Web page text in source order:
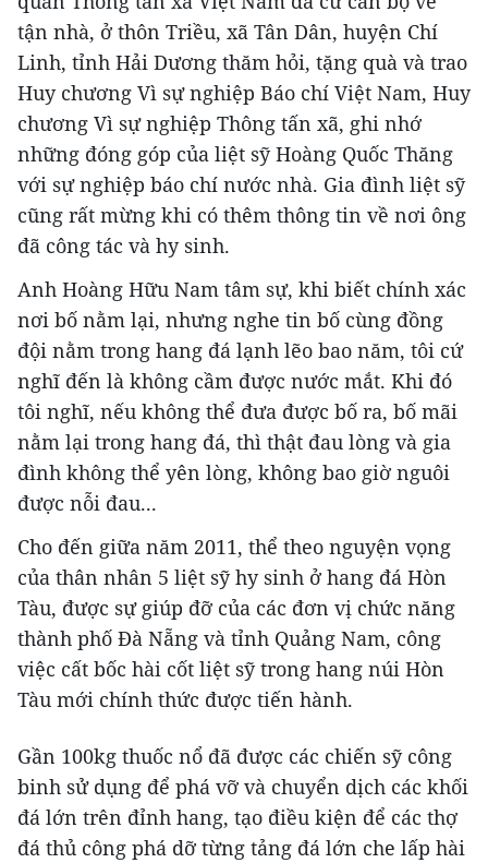
tận nhà, ở thôn Triều, xã Tân Dân, huyện Chí
Linh, tỉnh Hải Dương thăm hỏi, tặng quà và trao
Huy chương Vì sự nghiệp Báo chí Việt Nam, Huy
chương Vì sự nghiệp Thông tấn xã, ghi nhớ
những đóng góp của liệt sỹ Hoàng Quốc Thăng
với sự nghiệp báo chí nước nhà. Gia đình liệt sỹ
cũng rất mừng khi có thêm thông tin về nơi ông
đã công tác và hy sinh.
Anh Hoàng Hữu Nam tâm sự, khi biết chính xác
nơi bố nằm lại, nhưng nghe tin bố cùng đồng
đội nằm trong hang đá lạnh lẽo bao năm, tôi cứ
nghĩ đến là không cầm được nước mắt. Khi đó
tôi nghĩ, nếu không thể đưa được bố ra, bố mãi
nằm lại trong hang đá, thì thật đau lòng và gia
đình không thể yên lòng, không bao giờ nguôi
được nỗi đau...
Cho đến giữa năm 2011, thể theo nguyện vọng
của thân nhân 5 liệt sỹ hy sinh ở hang đá Hòn
Tàu, được sự giúp đỡ của các đơn vị chức năng
thành phố Đà Nẵng và tỉnh Quảng Nam, công
việc cất bốc hài cốt liệt sỹ trong hang núi Hòn
Tàu mới chính thức được tiến hành.
Gần 100kg thuốc nổ đã được các chiến sỹ công
binh sử dụng để phá vỡ và chuyển dịch các khối
đá lớn trên đỉnh hang, tạo điều kiện để các thợ
đá thủ công phá dỡ từng tảng đá lớn che lấp hài